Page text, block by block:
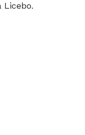
Licebo.